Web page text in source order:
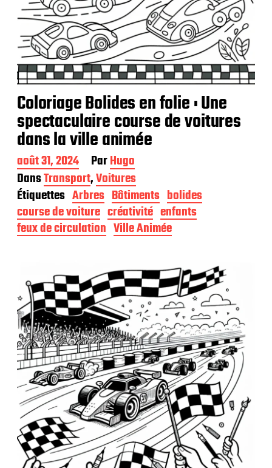
Coloriage Bolides en folie : Une
spectaculaire course de voitures
dans la ville animée
D
a
t
e
d
e
p
c
a
t
i
o
n
août 31, 2024 ParHugo
DansTransport,Voitures
Étiquettes Arbres Bâtiments bolides
course de voiture créativité enfants
feux de circulation Ville Animée